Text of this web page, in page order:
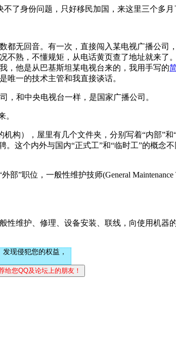
身份问题，只好移民加国，来这里三个多月
无回音。有一次，直接闯入某电视广播公司
熟，不懂规矩，从电话黄页查了地址就来了
，他是从巴基斯坦某电视台来的，我用手写的
唯一的技术主管和我直接谈话。
，和中央电视台一样，是国家广播公司。
。
构），屋里有几个文件夹，分别写着“内部”和
。这个内外与国内“正式工”和“临时工”的概念
职位，一般性维护技师(General Maintenance
维护、修理、设备安装、联线，向使用机器
现侵犯您的权益，